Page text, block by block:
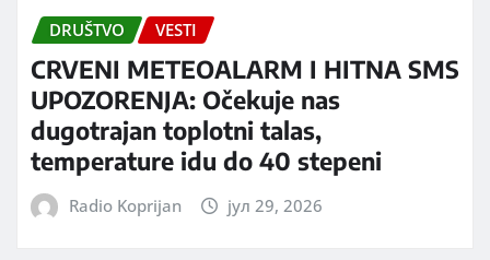
DRUŠTVO VESTI
CRVENI METEOALARM I HITNA SMS
UPOZORENJA: Očekuje nas
dugotrajan toplotni talas,
temperature idu do 40 stepeni
Radio Koprijan јул 29, 2026